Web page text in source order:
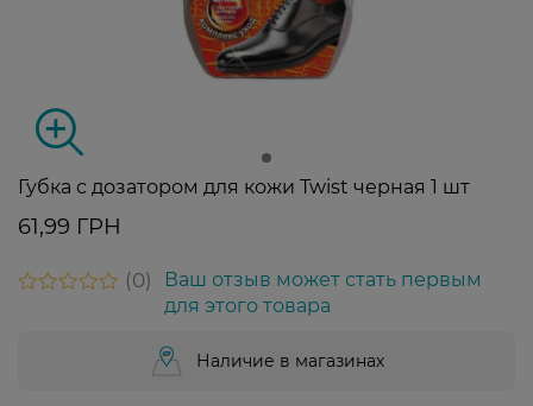
Губка с дозатором для кожи Twist черная 1 шт
61,99 ГРН
0
Ваш отзыв может стать первым
для этого товара
Наличие в магазинах